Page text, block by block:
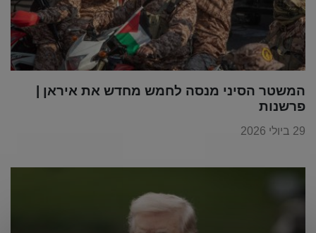
המשטר הסיני מנסה לחמש מחדש את איראן |
פרשנות
29 ביולי 2026